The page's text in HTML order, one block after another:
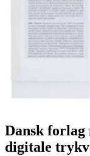
Dansk forlag
digitale